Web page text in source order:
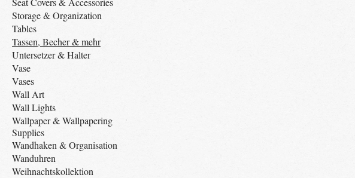
Storage & Organization
Tables
Tassen, Becher & mehr
Untersetzer & Halter
Vase
Vases
Wall Art
Wall Lights
Wallpaper & Wallpapering
Supplies
Wandhaken & Organisation
Wanduhren
Weihnachtskollektion